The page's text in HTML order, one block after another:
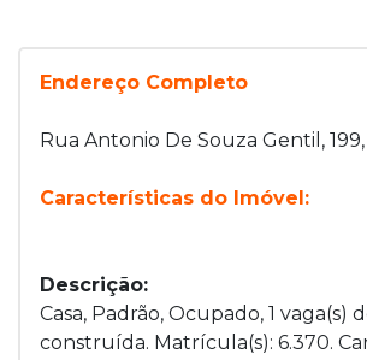
Endereço Completo
Rua Antonio De Souza Gentil,
Características do Imóvel:
Descrição:
Casa, Padrão, Ocupado, 1 vaga(s)
construída. Matrícula(s): 6.370.